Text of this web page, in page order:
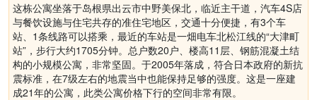
这栋公寓坐落于岛根県出云市中野美保北，临近主干道，汽车4S店
与餐饮设施与住宅共存的准住宅地区，交通十分便捷，有3个车
站、1条线路可以搭乘，最近的车站是一畑电车北松江线的“大津町
站”，步行大约1705分钟。总户数20户、楼高11层、钢筋混凝土结
构的小规模公寓，非常坚固。于2005年落成，符合日本政府的新抗
震标准，在7级左右的地震当中也能保持足够的强度。这是一座建
成21年的公寓，此类公寓价格下行的空间非常有限。